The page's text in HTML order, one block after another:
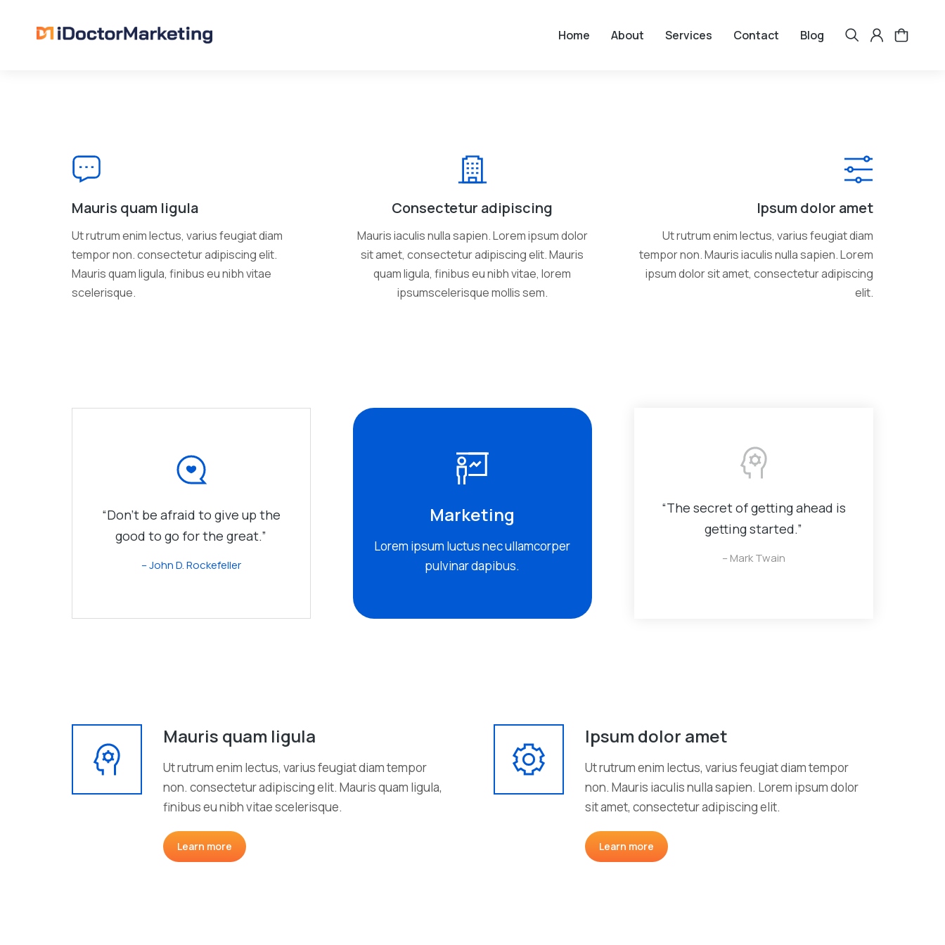
Home About Services Contact Blog
Mauris quam ligula
Ut rutrum enim lectus, varius feugiat diam
tempor non. consectetur adipiscing elit.
Mauris quam ligula, finibus eu nibh vitae
scelerisque.
Consectetur adipiscing
Mauris iaculis nulla sapien. Lorem ipsum dolor
sit amet, consectetur adipiscing elit. Mauris
quam ligula, finibus eu nibh vitae, lorem
ipsumscelerisque mollis sem.
Ipsum dolor amet
Ut rutrum enim lectus, varius feugiat diam
tempor non. Mauris iaculis nulla sapien. Lorem
ipsum dolor sit amet, consectetur adipiscing
elit.
“Don’t be afraid to give up the
good to go for the great.”
– John D. Rockefeller
Marketing
Lorem ipsum luctus nec ullamcorper
pulvinar dapibus.
“The secret of getting ahead is
getting started.”
– Mark Twain
Mauris quam ligula
Ut rutrum enim lectus, varius feugiat diam tempor
non. consectetur adipiscing elit. Mauris quam ligula,
finibus eu nibh vitae scelerisque.
Learn more
Ipsum dolor amet
Ut rutrum enim lectus, varius feugiat diam tempor
non. Mauris iaculis nulla sapien. Lorem ipsum dolor
sit amet, consectetur adipiscing elit.
Learn more